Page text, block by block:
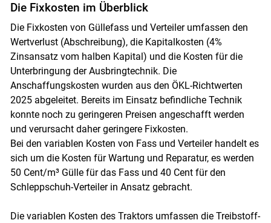
Skip to main content
Die Fixkosten im Überblick
Die Fixkosten von Güllefass und Verteiler umfassen den
Wertverlust (Abschreibung), die Kapitalkosten (4%
Zinsansatz vom halben Kapital) und die Kosten für die
Unterbringung der Ausbringtechnik. Die
Anschaffungskosten wurden aus den ÖKL-Richtwerten
2025 abgeleitet. Bereits im Einsatz befindliche Technik
konnte noch zu geringeren Preisen angeschafft werden
und verursacht daher geringere Fixkosten.
Bei den variablen Kosten von Fass und Verteiler handelt es
sich um die Kosten für Wartung und Reparatur, es werden
50 Cent/m³ Gülle für das Fass und 40 Cent für den
Schleppschuh-Verteiler in Ansatz gebracht.
Die variablen Kosten des Traktors umfassen die Treibstoff-